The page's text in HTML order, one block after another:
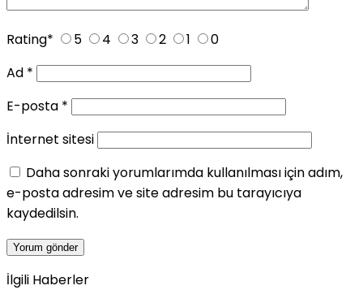
Rating* 5 4 3 2 1
0
Ad *
E-posta *
İnternet sitesi
Daha sonraki yorumlarımda kullanılması için adım,
e-posta adresim ve site adresim bu tarayıcıya
kaydedilsin.
İlgili Haberler